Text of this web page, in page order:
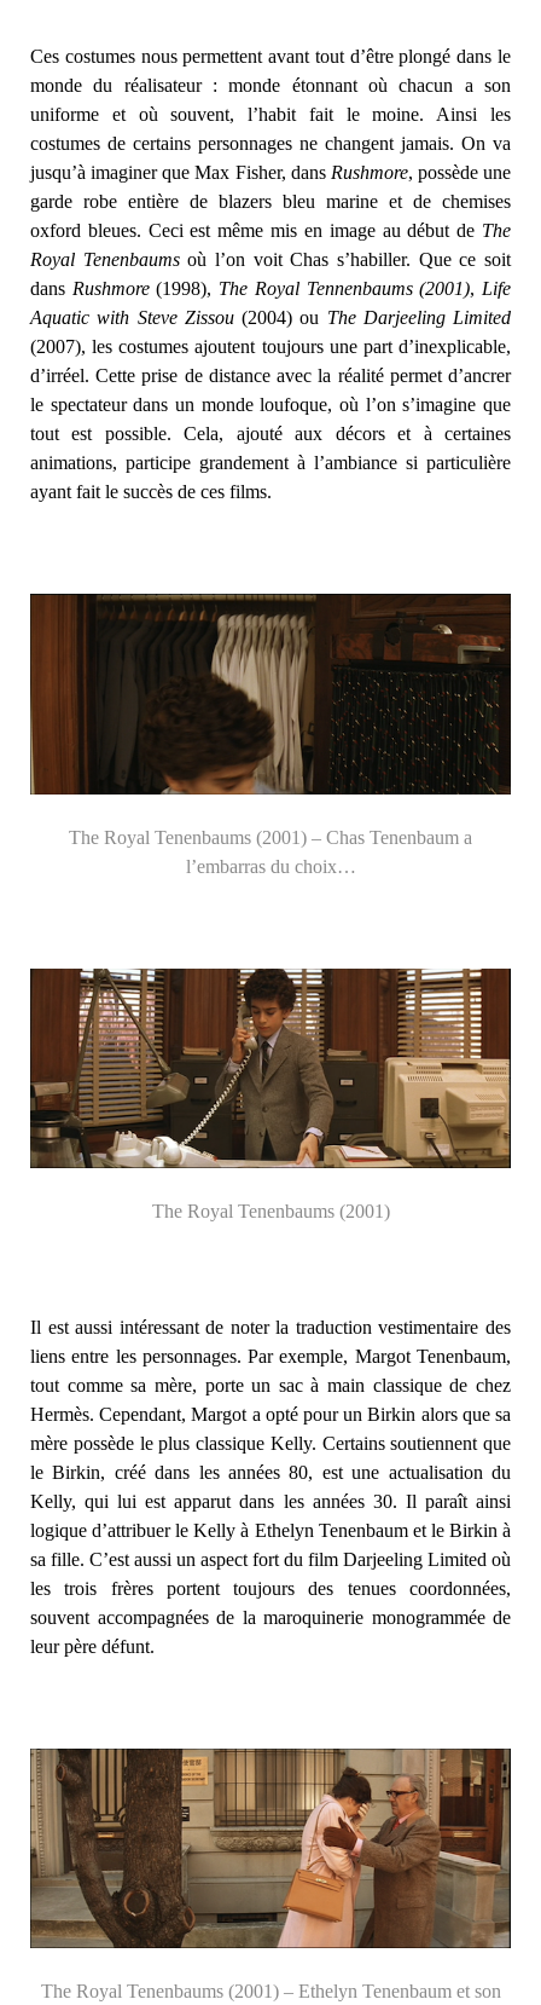
Ces costumes nous permettent avant tout d’être plongé dans le
monde du réalisateur : monde étonnant où chacun a son
uniforme et où souvent, l’habit fait le moine. Ainsi les
costumes de certains personnages ne changent jamais. On va
jusqu’à imaginer que Max Fisher, dans Rushmore, possède une
garde robe entière de blazers bleu marine et de chemises
oxford bleues. Ceci est même mis en image au début de The
Royal Tenenbaumsoù l’on voit Chas s’habiller. Que ce soit
dans Rushmore(1998), The Royal Tennenbaums (2001), Life
Aquatic with Steve Zissou(2004) ou The Darjeeling Limited
(2007), les costumes ajoutent toujours une part d’inexplicable,
d’irréel. Cette prise de distance avec la réalité permet d’ancrer
le spectateur dans un monde loufoque, où l’on s’imagine que
tout est possible. Cela, ajouté aux décors et à certaines
animations, participe grandement à l’ambiance si particulière
ayant fait le succès de ces films.
The Royal Tenenbaums (2001) – Chas Tenenbaum a
l’embarras du choix…
The Royal Tenenbaums (2001)
Il est aussi intéressant de noter la traduction vestimentaire des
liens entre les personnages. Par exemple, Margot Tenenbaum,
tout comme sa mère, porte un sac à main classique de chez
Hermès. Cependant, Margot a opté pour un Birkin alors que sa
mère possède le plus classique Kelly. Certains soutiennent que
le Birkin, créé dans les années 80, est une actualisation du
Kelly, qui lui est apparut dans les années 30. Il paraît ainsi
logique d’attribuer le Kelly à Ethelyn Tenenbaum et le Birkin à
sa fille. C’est aussi un aspect fort du film Darjeeling Limited où
les trois frères portent toujours des tenues coordonnées,
souvent accompagnées de la maroquinerie monogrammée de
leur père défunt.
The Royal Tenenbaums (2001) – Ethelyn Tenenbaum et son